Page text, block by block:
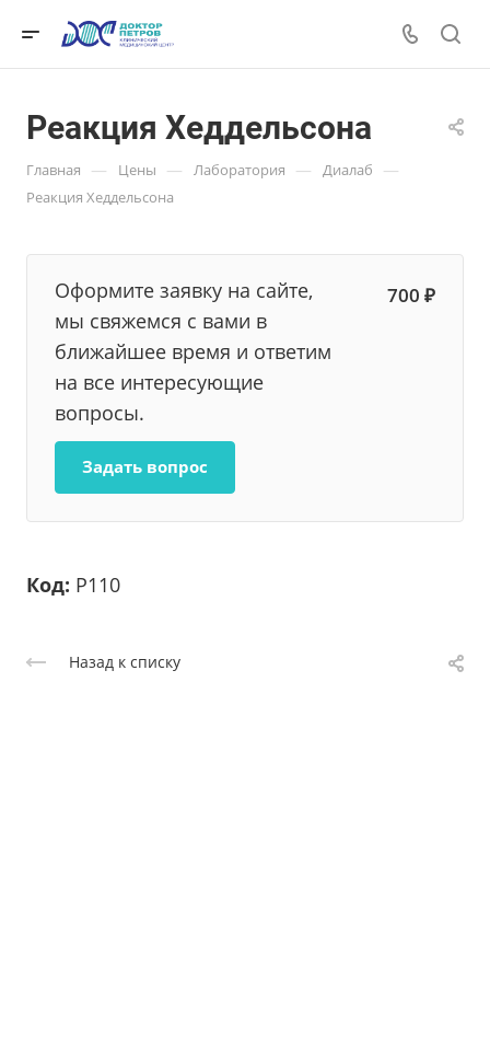
Реакция Хеддельсона
Главная — Цены — Лаборатория — Диалаб —
Реакция Хеддельсона
Оформите заявку на сайте,
мы свяжемся с вами в
ближайшее время и ответим
на все интересующие
вопросы.
700 ₽
Задать вопрос
Код: Р110
Назад к списку